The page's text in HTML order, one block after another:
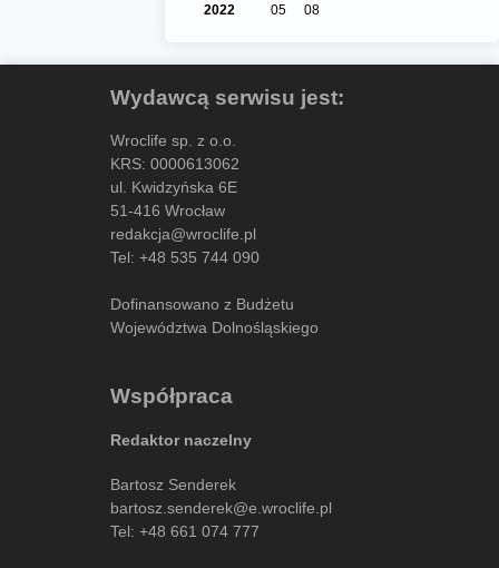
2022
05 08
Wydawcą serwisu jest:
Wroclife sp. z o.o.
KRS: 0000613062
ul. Kwidzyńska 6E
51-416 Wrocław
redakcja@wroclife.pl
Tel: +48 535 744 090
Dofinansowano z Budżetu
Województwa Dolnośląskiego
Współpraca
Redaktor naczelny
Bartosz Senderek
bartosz.senderek@e.wroclife.pl
Tel: +48 661 074 777